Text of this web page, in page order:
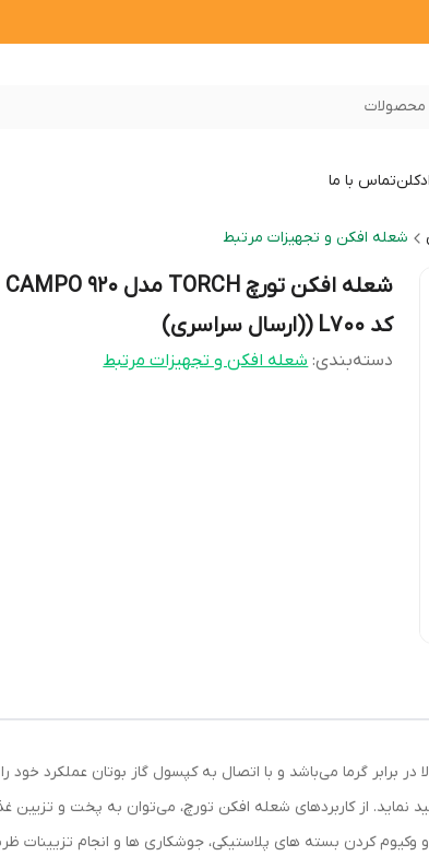
تماس با ما
شعله افکن و تجهیزات مرتبط
شعله افکن تورچ TORCH مدل 920 CAMPO
کد L700 ((ارسال سراسری)
دسته‌بندی:شعله افکن و تجهیزات مرتبط
با مقاومت بالا در برابر گرما می‌باشد و با اتصال به کپسول گاز بوتان
تا دمای 1300 درجه سانتیگراد را تولید نماید. از کاربردهای شعله افکن تورچ،
کردن بسته های پلاستیکی، جوشکاری ها و انجام تزیینات